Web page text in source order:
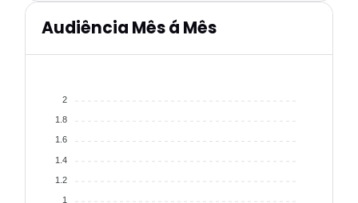
Audiência Mês á Mês
2
1.8
1.6
1.4
1.2
1